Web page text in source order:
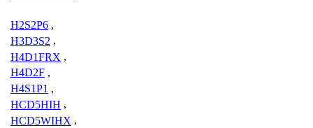
H2S2P6 ,
H3D3S2 ,
H4D1FRX ,
H4D2F ,
H4S1P1 ,
HCD5HIH ,
HCD5WIHX ,